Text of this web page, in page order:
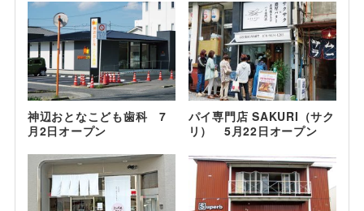
神辺おとなこども歯科 7
月2日オープン
パイ専門店 SAKURI（サク
リ） 5月22日オープン